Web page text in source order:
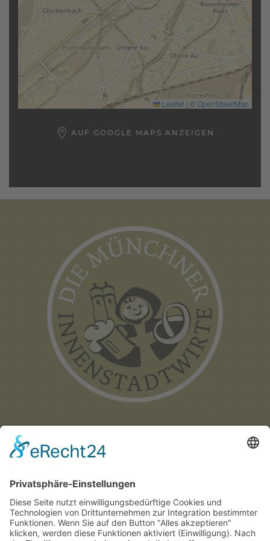
Leaflet | ©OpenStreetMap
AUF GOOGLE MAPS ANZEIGEN
Münchner
Innenstadtwirte e.V.
C/O CITYPARTNER MÜNCHEN
HERZOG-WILHELM-STRASSE 15
D-80331 MÜNCHEN